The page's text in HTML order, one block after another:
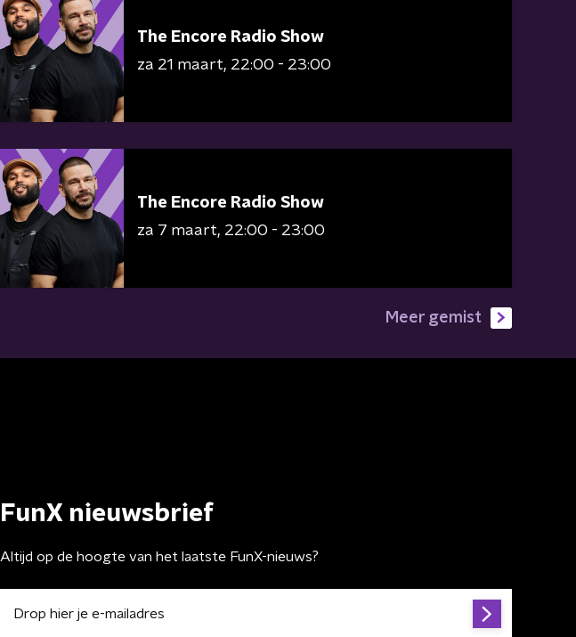
The Encore Radio Show
za 21 maart 22:00 - 23:00
The Encore Radio Show
za 7 maart 22:00 - 23:00
Meer gemist
FunX nieuwsbrief
Altijd op de hoogte van het laatste FunX-nieuws?